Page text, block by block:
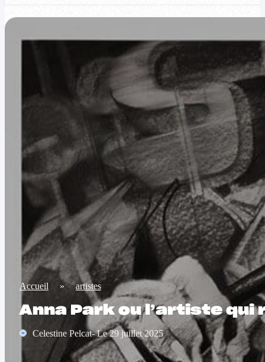
Accueil » artistes
Anna Park ou l’artiste
Celestine Pelcat- Le 29 juillet 2025